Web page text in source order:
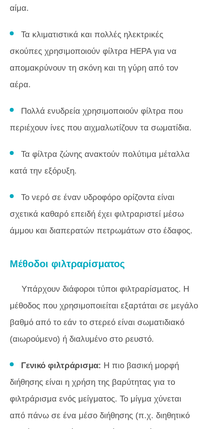
αίμα.
Τα κλιματιστικά και πολλές ηλεκτρικές
σκούπες χρησιμοποιούν φίλτρα HEPA για να
απομακρύνουν τη σκόνη και τη γύρη από τον
αέρα.
Πολλά ενυδρεία χρησιμοποιούν φίλτρα που
περιέχουν ίνες που αιχμαλωτίζουν τα σωματίδια.
Τα φίλτρα ζώνης ανακτούν πολύτιμα μέταλλα
κατά την εξόρυξη.
Το νερό σε έναν υδροφόρο ορίζοντα είναι
σχετικά καθαρό επειδή έχει φιλτραριστεί μέσω
άμμου και διαπερατών πετρωμάτων στο έδαφος.
Μέθοδοι φιλτραρίσματος
Υπάρχουν διάφοροι τύποι φιλτραρίσματος. Η
μέθοδος που χρησιμοποιείται εξαρτάται σε μεγάλο
βαθμό από το εάν το στερεό είναι σωματιδιακό
(αιωρούμενο) ή διαλυμένο στο ρευστό.
Γενικό φιλτράρισμα: Η πιο βασική μορφή
διήθησης είναι η χρήση της βαρύτητας για το
φιλτράρισμα ενός μείγματος. Το μίγμα χύνεται
από πάνω σε ένα μέσο διήθησης (π.χ. διηθητικό